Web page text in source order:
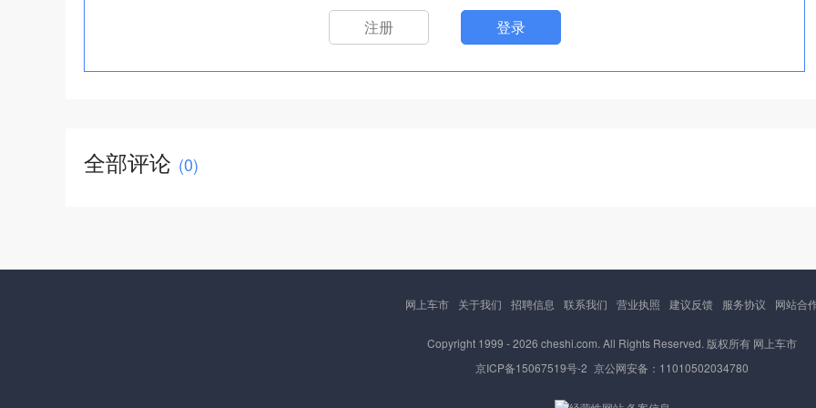
注册 登录
全部评论 (0)
网上车市 关于我们 招聘信息 联系我们 营业执照 建议反馈 服务协议 网站合
Copyright 1999 -2026 cheshi.com. All Rights Reserved. 版权所有 网上车市
京ICP备15067519号-2 京公网安备：11010502034780